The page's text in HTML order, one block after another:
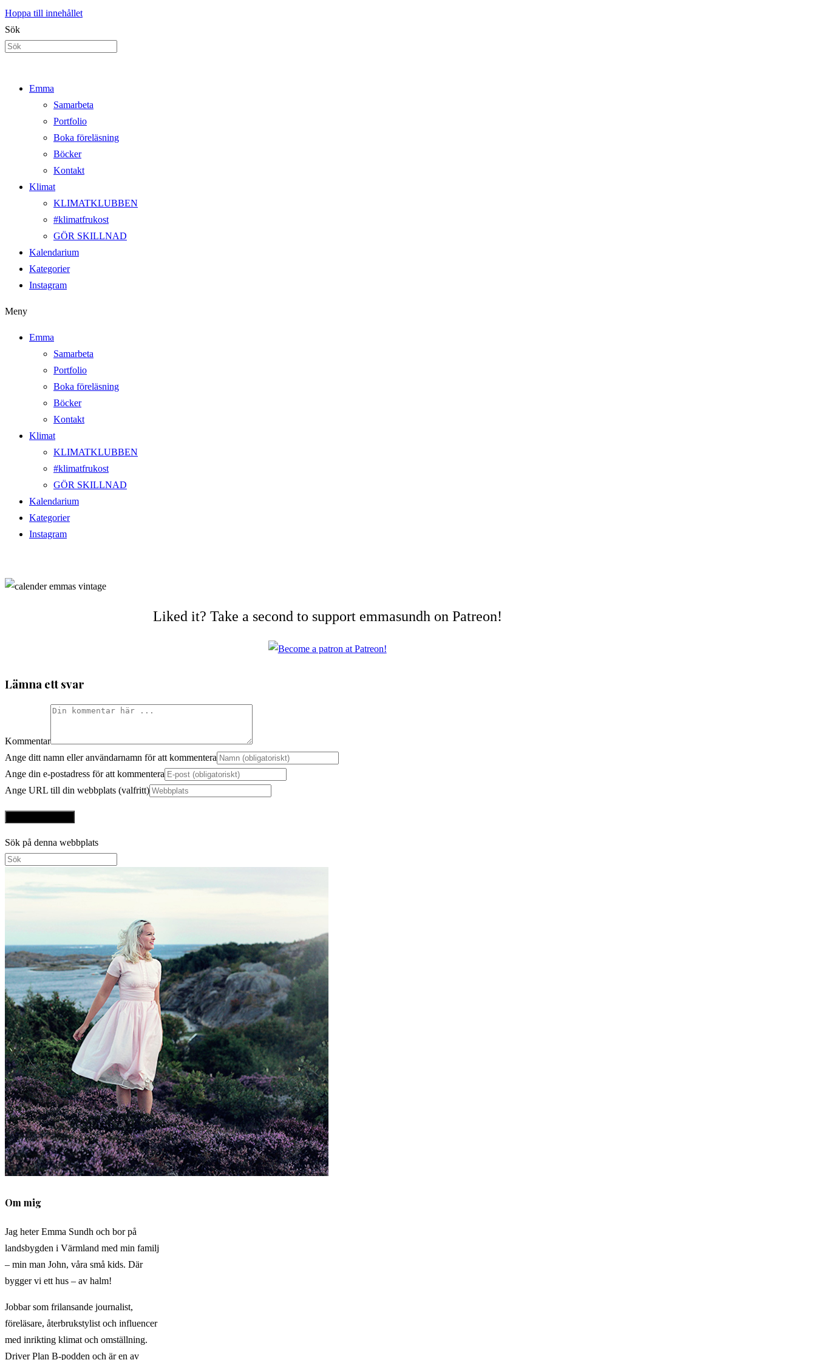
Hoppa till innehållet
Sök
Emma
Samarbeta
Portfolio
Boka föreläsning
Böcker
Kontakt
Klimat
KLIMATKLUBBEN
#klimatfrukost
GÖR SKILLNAD
Kalendarium
Kategorier
Instagram
Meny
Emma
Samarbeta
Portfolio
Boka föreläsning
Böcker
Kontakt
Klimat
KLIMATKLUBBEN
#klimatfrukost
GÖR SKILLNAD
Kalendarium
Kategorier
Instagram
Liked it? Take a second to support emmasundh on Patreon!
Lämna ett svar
Kommentar
Ange ditt namn eller användarnamn för att kommentera
Ange din e-postadress för att kommentera
Ange URL till din webbplats (valfritt)
Sök på denna webbplats
Om mig
Jag heter Emma Sundh och bor på
landsbygden i Värmland med min familj
– min man John, våra små kids. Där
bygger vi ett hus – av halm!
Jobbar som frilansande journalist,
föreläsare, återbrukstylist och influencer
med inrikting klimat och omställning.
Driver Plan B-podden och är en av